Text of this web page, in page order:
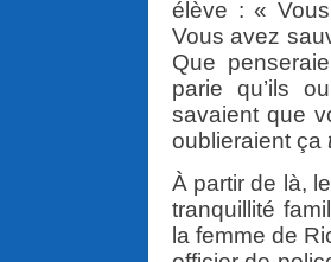
élève : «
Vous avez
Que
parie qu’ils
savaient que
oublieraient ça
À partir de là,
tranquillité
la femme de